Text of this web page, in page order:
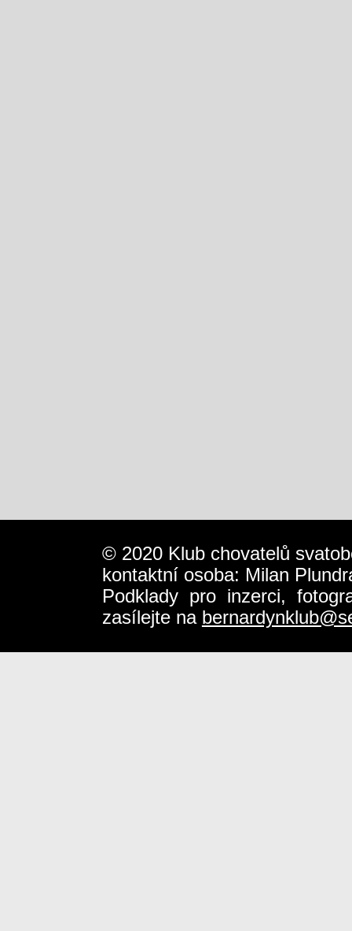
© 2020 Klub chovatelů
kontaktní osoba: Milan
Podklady pro inzerci,
zasílejte na